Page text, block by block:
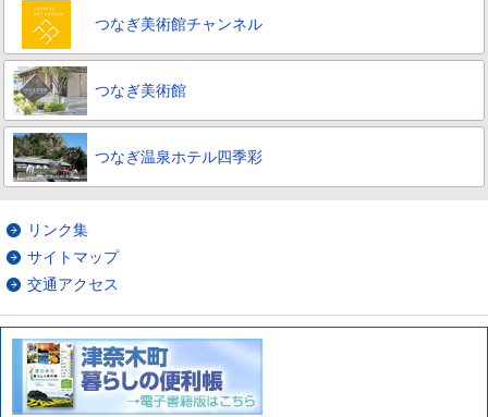
つなぎ美術館チャンネル
つなぎ美術館
つなぎ温泉ホテル四季彩
リンク集
サイトマップ
交通アクセス